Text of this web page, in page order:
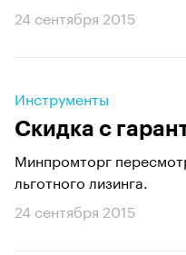
24 сентября 2015
Инструменты
Скидка с
Минпромторг
льготного лизинга.
24 сентября 2015